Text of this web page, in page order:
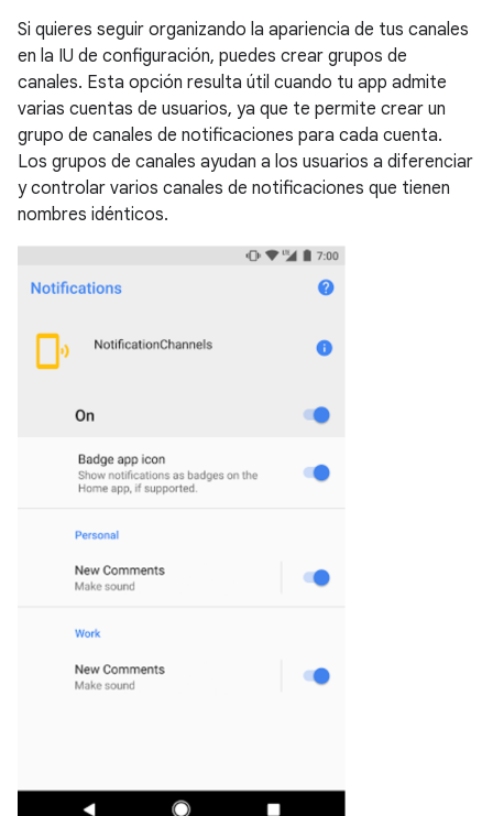
Si quieres seguir organizando la apariencia de tus canales
en la IU de configuración, puedes crear grupos de
canales. Esta opción resulta útil cuando tu app admite
varias cuentas de usuarios, ya que te permite crear un
grupo de canales de notificaciones para cada cuenta.
Los grupos de canales ayudan a los usuarios a diferenciar
y controlar varios canales de notificaciones que tienen
nombres idénticos.